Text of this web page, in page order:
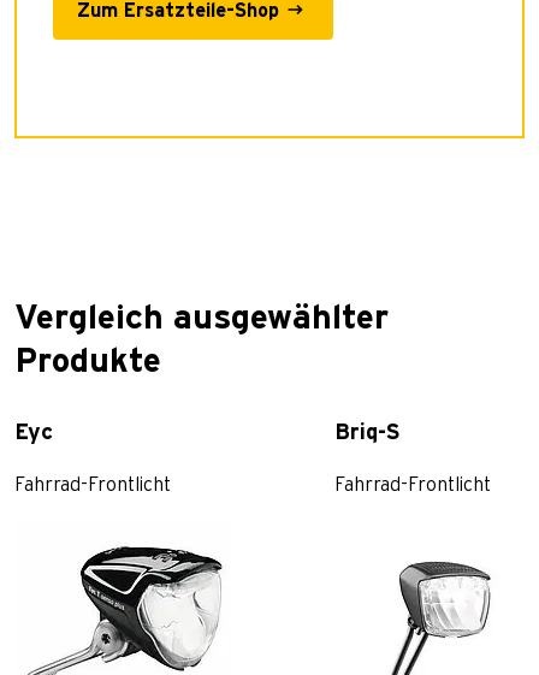
Zum Ersatzteile-Shop
Vergleich ausgewählter
Produkte
Eyc
Fahrrad-Frontlicht
Briq-S
Fahrrad-Frontlicht